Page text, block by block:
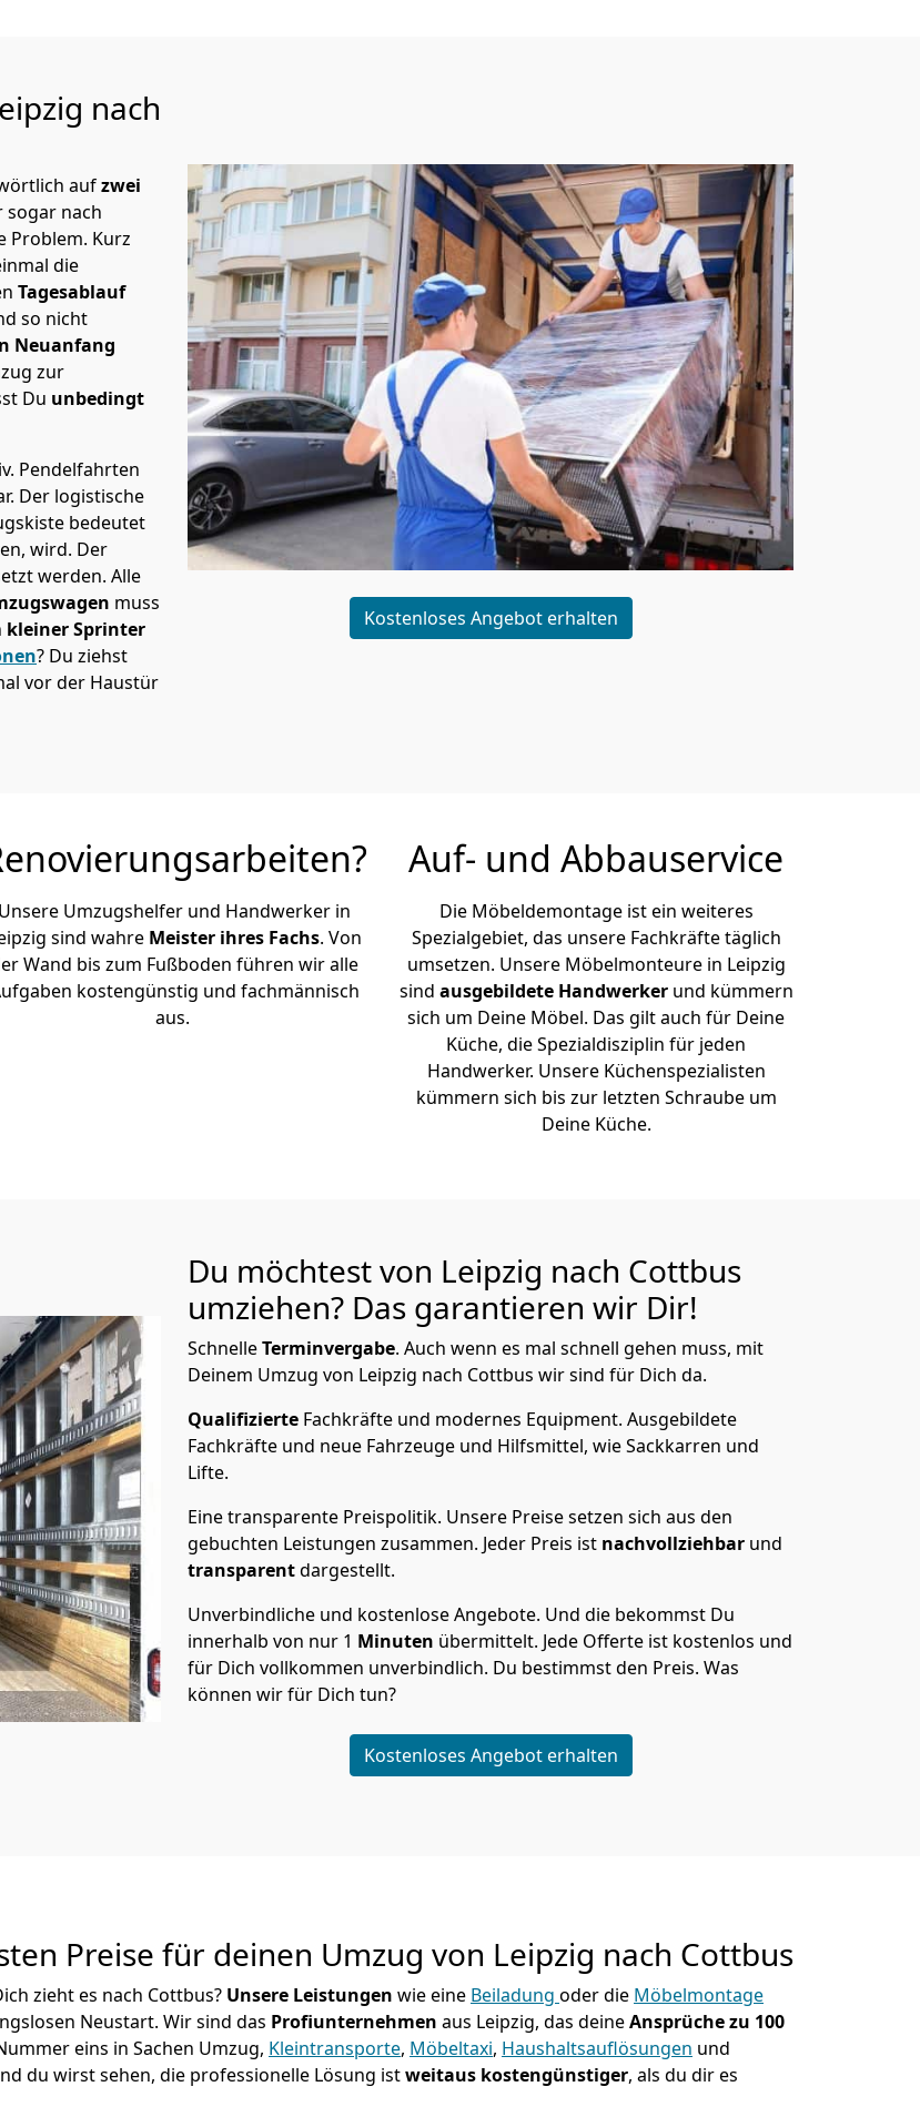
nach
aufzwei
sogar nach
Problem. Kurz
die
Tagesablauf
so nicht
Neuanfang
zur
Du unbedingt
Pendelfahrten
Der logistische
bedeutet
wird. Der
werden. Alle
muss
kleiner Sprinter
? Du ziehst
vor der Haustür
Kostenloses Angebot erhalten
Unsere Umzugshelfer und Handwerker in
sind wahre Meister ihres Fachs. Von
Wand bis zum Fußboden führen wir alle
kostengünstig und fachmännisch
aus.
Auf- und Abbauservice
Die Möbeldemontage ist ein weiteres
Spezialgebiet, das unsere Fachkräfte täglich
umsetzen. Unsere Möbelmonteure in Leipzig
sind ausgebildete Handwerker und kümmern
sich um Deine Möbel. Das gilt auch für Deine
Küche, die Spezialdisziplin für jeden
Handwerker. Unsere Küchenspezialisten
kümmern sich bis zur letzten Schraube um
Deine Küche.
Du möchtest von Leipzig nach Cottbus
umziehen? Das garantieren wir Dir!
SchnelleTerminvergabe. Auch wenn es mal schnell gehen muss, mit
Deinem Umzug von Leipzig nach Cottbus wir sind für Dich da.
Qualifizierte Fachkräfte und modernes Equipment. Ausgebildete
Fachkräfte und neue Fahrzeuge und Hilfsmittel, wie Sackkarren und
Lifte.
Eine transparente Preispolitik. Unsere Preise setzen sich aus den
gebuchten Leistungen zusammen. Jeder Preis ist nachvollziehbar und
transparentdargestellt.
Unverbindliche und kostenlose Angebote. Und die bekommst Du
innerhalb von nur 1 Minuten übermittelt. Jede Offerte ist kostenlos und
für Dich vollkommen unverbindlich. Du bestimmst den Preis. Was
können wir für Dich tun?
Kostenloses Angebot erhalten
Preise für deinen Umzug von Leipzig nach Cottbus
zieht es nach Cottbus? Unsere Leistungen wie eine Beiladung oder die Möbelmontage
Neustart. Wir sind das Profiunternehmen aus Leipzig, das deineAnsprüche zu 100
eins in Sachen Umzug, Kleintransporte, Möbeltaxi, Haushaltsauflösungen und
du wirst sehen, die professionelle Lösung istweitaus kostengünstiger, als du dir es